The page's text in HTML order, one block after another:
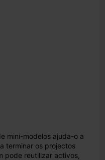
mini-modelos ajuda-o a
terminar os projectos
pode reutilizar activos,